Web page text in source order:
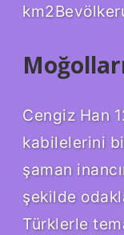
Cengiz Han
kabilelerini
şaman
şekilde
Türklerle